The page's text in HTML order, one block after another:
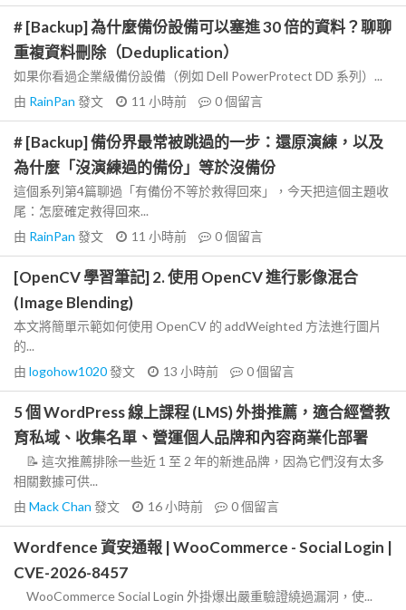
# [Backup] 為什麼備份設備可以塞進 30 倍的資料？聊聊
重複資料刪除（Deduplication）
如果你看過企業級備份設備（例如 Dell PowerProtect DD 系列）...
由 RainPan 發文 11 小時前 0個留言
# [Backup] 備份界最常被跳過的一步：還原演練，以及
為什麼「沒演練過的備份」等於沒備份
這個系列第4篇聊過「有備份不等於救得回來」，今天把這個主題收
尾：怎麼確定救得回來...
由 RainPan 發文 11 小時前 0個留言
[OpenCV 學習筆記] 2. 使用 OpenCV 進行影像混合
(Image Blending)
本文將簡單示範如何使用 OpenCV 的 addWeighted 方法進行圖片
的...
由 logohow1020發文 13 小時前 0個留言
5 個 WordPress 線上課程 (LMS) 外掛推薦，適合經營教
育私域、收集名單、營運個人品牌和內容商業化部署
📝 這次推薦排除一些近 1 至 2 年的新進品牌，因為它們沒有太多
相關數據可供...
由 Mack Chan 發文 16 小時前 0個留言
Wordfence 資安通報 | WooCommerce - Social Login |
CVE-2026-8457
WooCommerce Social Login 外掛爆出嚴重驗證繞過漏洞，使...